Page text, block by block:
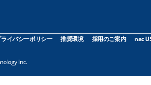
イバシーポリシー 推奨環境 採用のご案内 nac
Inc.